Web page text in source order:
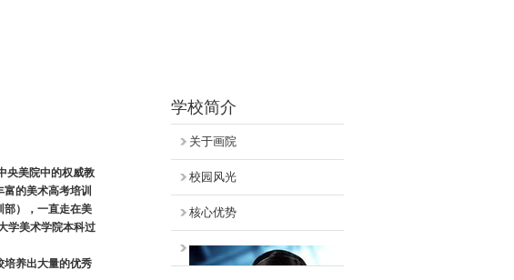
央美院中的权威教
的美术高考培训
部），一直走在美
学美术学院本科过
培养出大量的优秀
学校简介
关于画院
校园风光
核心优势